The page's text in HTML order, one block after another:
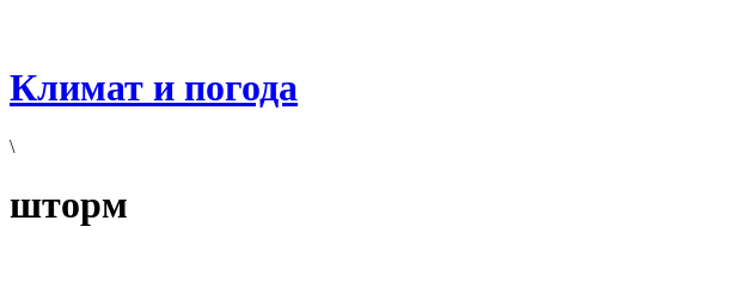
Климат и погода
\
шторм